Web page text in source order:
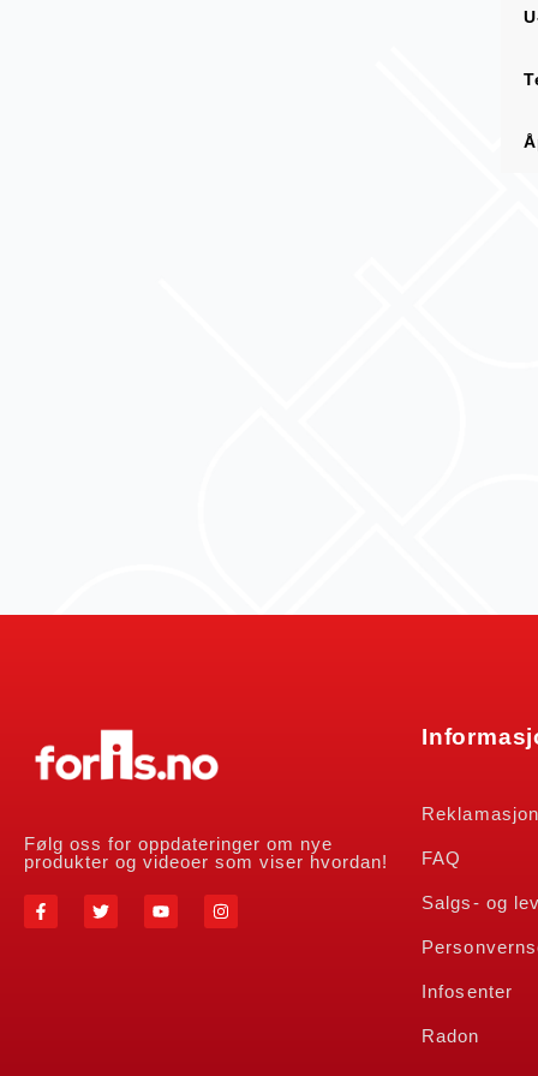
Følg oss for oppdateringer om nye
produkter og videoer som viser hvordan!
Reklamasjon
FAQ
Salgs- og
Infosenter
Radon